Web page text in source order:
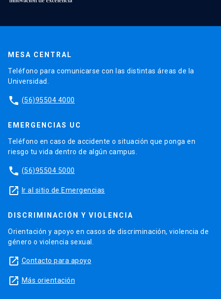
MESA CENTRAL
Teléfono para comunicarse con las distintas áreas de la
Universidad.
phone (56)95504 4000
EMERGENCIAS UC
Teléfono en caso de accidente o situación que ponga en
riesgo tu vida dentro de algún campus.
phone (56)95504 5000
launch Ir al sitio de Emergencias
DISCRIMINACIÓN Y VIOLENCIA
Orientación y apoyo en casos de discriminación, violencia de
género o violencia sexual.
launch Contacto para apoyo
launch Más orientación